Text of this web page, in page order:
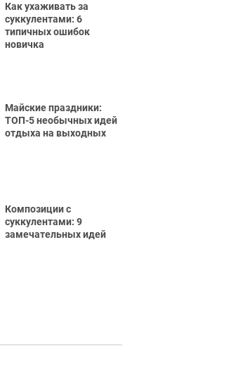
Как ухаживать за
суккулентами: 6
типичных ошибок
новичка
Майские праздники:
ТОП-5 необычных идей
отдыха на выходных
Композиции с
суккулентами: 9
замечательных идей